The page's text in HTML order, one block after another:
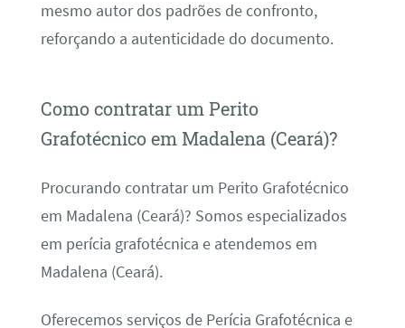
mesmo autor dos padrões de confronto,
reforçando a autenticidade do documento.
Como contratar um Perito
Grafotécnico em Madalena (Ceará)?
Procurando contratar um Perito Grafotécnico
em Madalena (Ceará)? Somos especializados
em perícia grafotécnica e atendemos em
Madalena (Ceará).
Oferecemos serviços de Perícia Grafotécnica e